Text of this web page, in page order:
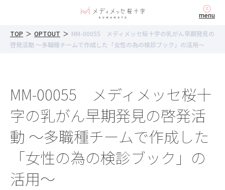
menu
TOP ＞ OPTOUT ＞ MM-00055 メディメッセ桜十字の乳がん早期発見の
啓発活動 ～多職種チームで作成した「女性の為の検診ブック」の活用～
MM-00055 メディメッセ桜十
字の乳がん早期発見の啓発活
動 ～多職種チームで作成した
「女性の為の検診ブック」の
活用～